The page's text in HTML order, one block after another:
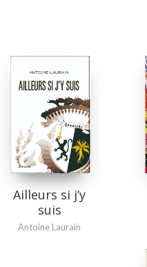
Ailleurs si j’y
suis
Antoine Laurain